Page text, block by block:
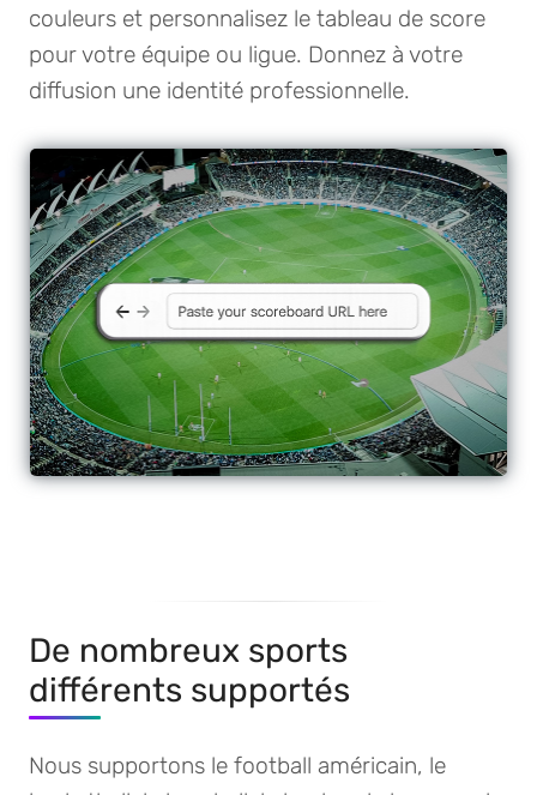
couleurs et personnalisez le tableau de score
pour votre équipe ou ligue. Donnez à votre
diffusion une identité professionnelle.
De nombreux sports
différents supportés
Nous supportons le football américain, le